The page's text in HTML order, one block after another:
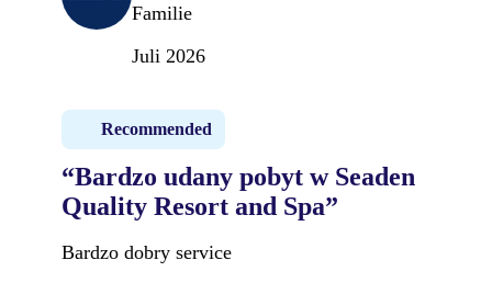
Familie
Juli 2026
Recommended
“Bardzo udany pobyt w Seaden
Quality Resort and Spa”
Bardzo dobry service